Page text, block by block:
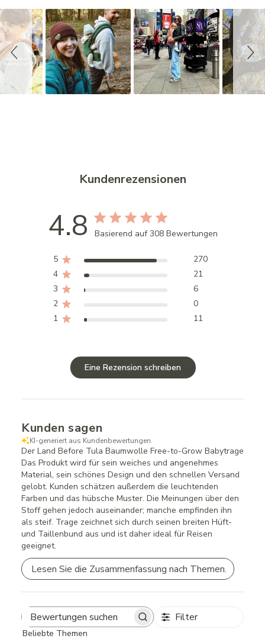
i
d
e
s
h
o
Kundenrezensionen
4.8 Basierend auf 308 Bewertungen
5
270
4
21
3
6
2
0
1
11
Eine Rezension schreiben
Kunden sagen
KI-generiert aus Kundenbewertungen.
Der Land Before Tula Baumwolle Free-to-Grow Babytrage
Das Produkt wird für sein weiches und angenehmes
Material, sein schönes Design und den schnellen Versand
gelobt. Kunden schätzen außerdem die leuchtenden
Farben und das hübsche Muster. Die Meinungen über den
Stoff gehen jedoch auseinander; manche empfinden ihn
als steif. Trage zeichnet sich durch seinen breiten Hüft-
und Taillenbund aus und ist daher ideal für Reisen
geeignet.
Lesen Sie die Zusammenfassung nach Themen.
Search
reviews
Filter
Beliebte Themen